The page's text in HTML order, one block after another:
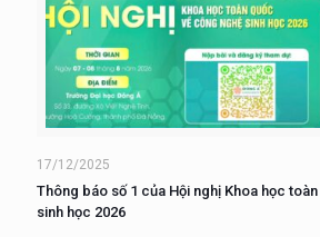
17/12/2025
Thông báo số 1 của Hội nghị Khoa học
sinh học 2026